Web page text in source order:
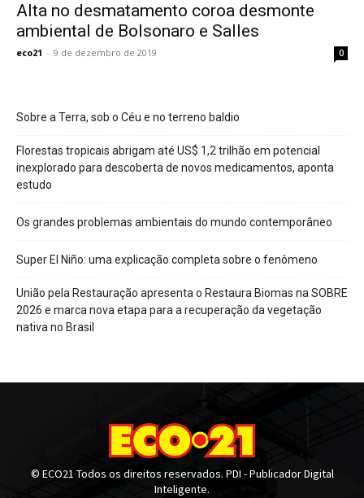
Alta no desmatamento coroa desmonte
ambiental de Bolsonaro e Salles
eco21 - 9 de dezembro de 2019 0
Sobre a Terra, sob o Céu e no terreno baldio
Florestas tropicais abrigam até US$ 1,2 trilhão em potencial
inexplorado para descoberta de novos medicamentos, aponta
estudo
Os grandes problemas ambientais do mundo contemporâneo
Super El Niño: uma explicação completa sobre o fenômeno
União pela Restauração apresenta o Restaura Biomas na SOBRE
2026 e marca nova etapa para a recuperação da vegetação
nativa no Brasil
© ECO21 Todos os direitos reservados. PDI - Publicador Digital
Inteligente.